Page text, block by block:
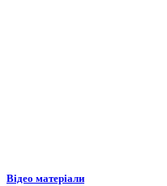
Відео матеріали